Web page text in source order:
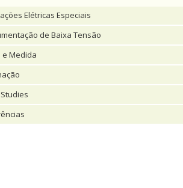
Elétricas Especiais
de Baixa Tensão
e Medida